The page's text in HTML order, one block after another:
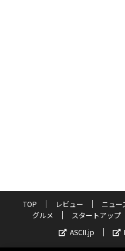
TOP レビュー ニュー
グルメ
スタートアップ
ASCII.jp